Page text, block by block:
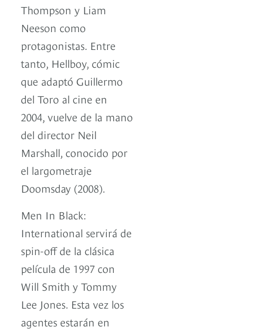
Thompson y Liam
Neeson como
protagonistas. Entre
tanto, Hellboy, cómic
que adaptó Guillermo
del Toro al cine en
2004, vuelve de la mano
del director Neil
Marshall, conocido por
el largometraje
Doomsday (2008).
Men In Black:
International servirá de
spin-off de la clásica
película de 1997 con
Will Smith y Tommy
Lee Jones. Esta vez los
agentes estarán en